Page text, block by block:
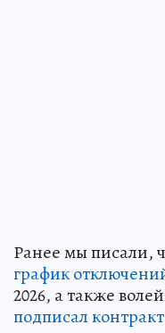
Ранее мы писали,
график
2026, а также
подписал